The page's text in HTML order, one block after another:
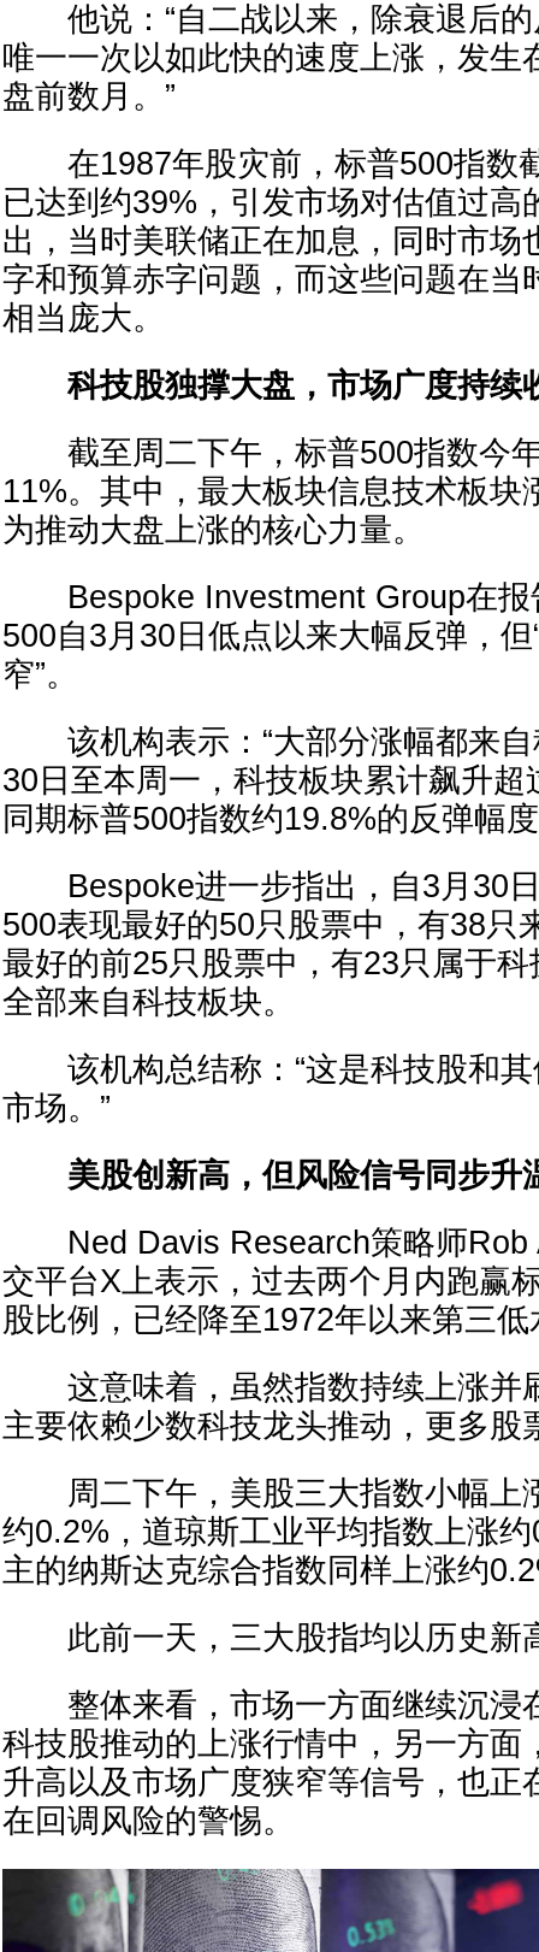
他说：“自二战以来，除衰退后的
唯一一次以如此快的速度上涨，发生
盘前数月。”
在1987年股灾前，标普500指数
已达到约39%，引发市场对估值过高
出，当时美联储正在加息，同时市场
字和预算赤字问题，而这些问题在当
相当庞大。
科技股独撑大盘，市场广度持续
截至周二下午，标普500指数今
11%。其中，最大板块信息技术板块
为推动大盘上涨的核心力量。
Bespoke Investment Group在报
500自3月30日低点以来大幅反弹，
窄”。
该机构表示：“大部分涨幅都来自
30日至本周一，科技板块累计飙升超
同期标普500指数约19.8%的反弹幅
Bespoke进一步指出，自3月30日
500表现最好的50只股票中，有38只
最好的前25只股票中，有23只属于
全部来自科技板块。
该机构总结称：“这是科技股和其
市场。”
美股创新高，但风险信号同步升
Ned Davis Research策略师Rob
交平台X上表示，过去两个月内跑赢
股比例，已经降至1972年以来第三低
这意味着，虽然指数持续上涨并
主要依赖少数科技龙头推动，更多股
周二下午，美股三大指数小幅上
约0.2%，道琼斯工业平均指数上涨
主的纳斯达克综合指数同样上涨约
此前一天，三大股指均以历史新
整体来看，市场一方面继续沉浸
科技股推动的上涨行情中，另一方面
升高以及市场广度狭窄等信号，也正
在回调风险的警惕。